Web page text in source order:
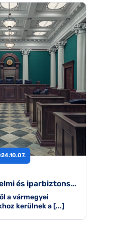
Vízügyi, tűzvédelmi és iparbiztonsági hatósági feladatok átszervezése a vármegyei Kormányhivatalokhoz 2024. október 1-től
a vármegyei
kerülnek a [...]